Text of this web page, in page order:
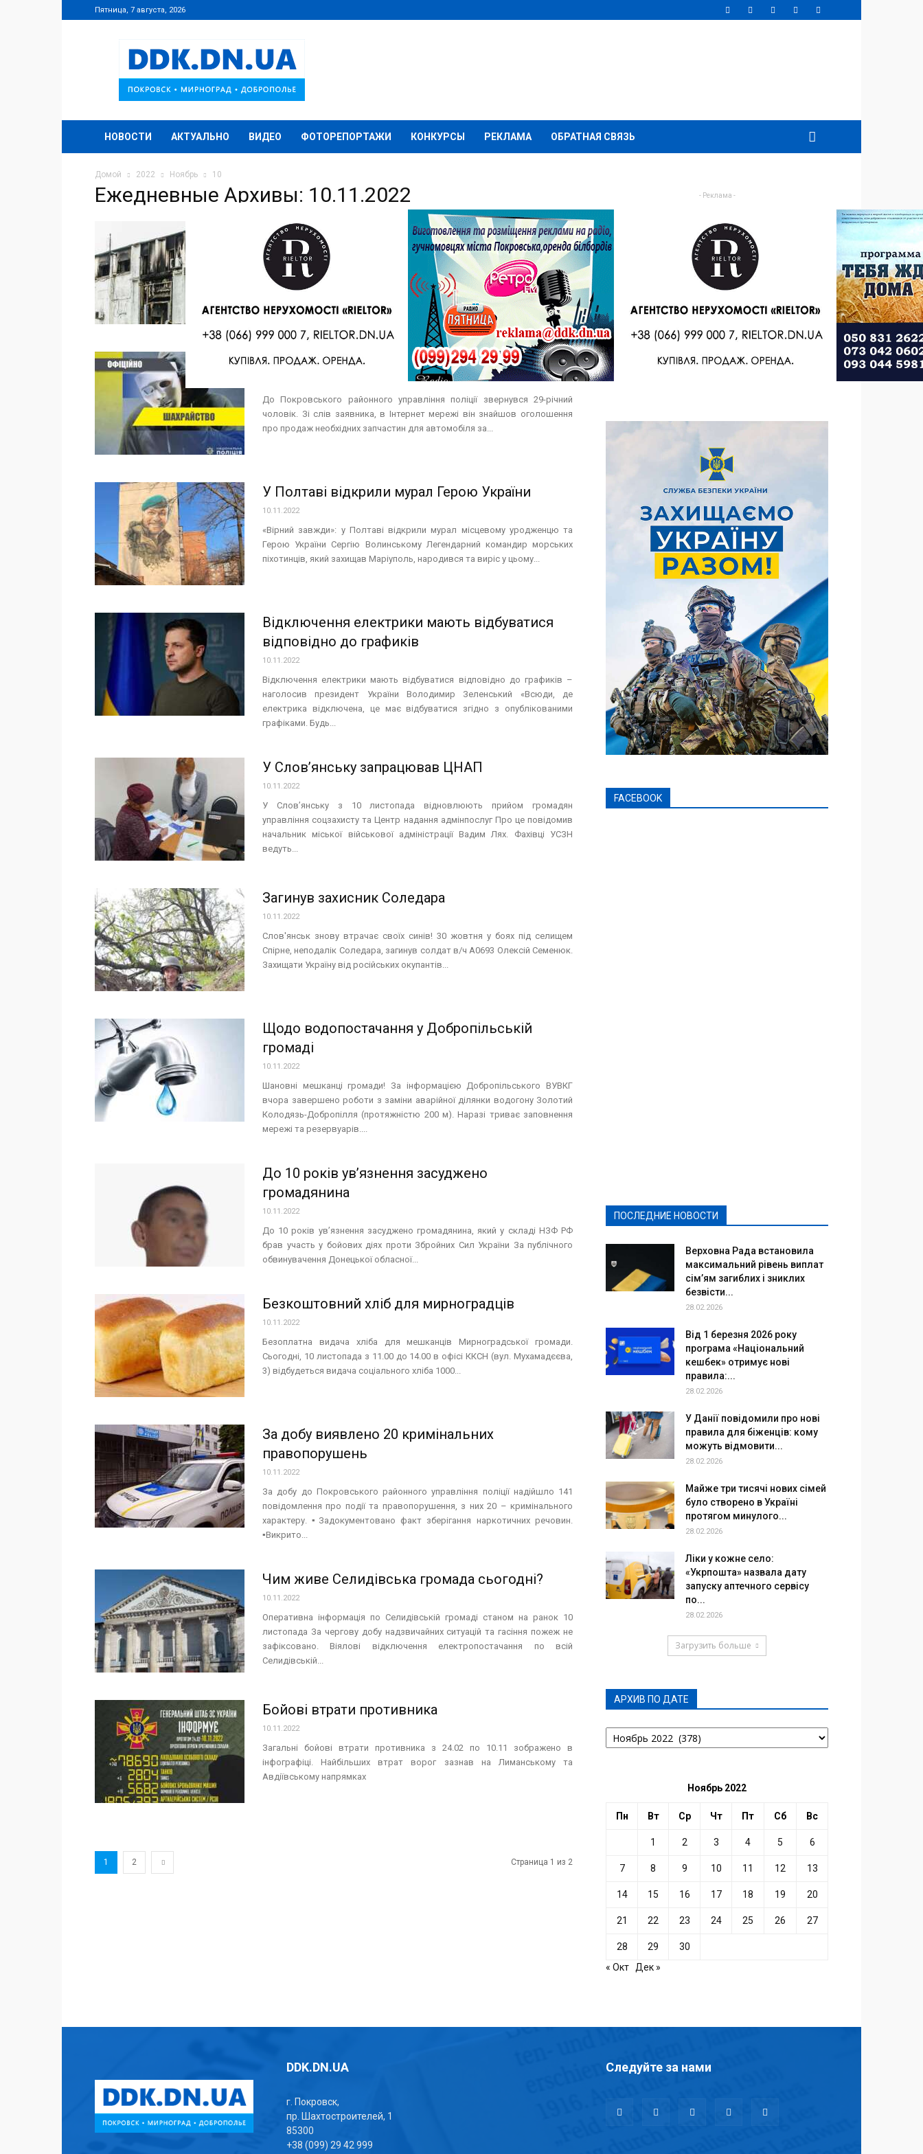
Пятница, 7 августа, 2026
DDK.DN.UA
НОВОСТИ АКТУАЛЬНО ВИДЕО ФОТОРЕПОРТАЖИ КОНКУРСЫ РЕКЛАМА ОБРАТНАЯ СВЯЗЬ
Домой 2022 Ноябрь 10
Ежедневные Архивы: 10.11.2022
Знищено підприємство «Нової пошти»
10.11.2022
Вчорашня нічна атака на Дніпро: знищено підприємство «Нової пошти» з
обладнанням і посилками. "Внаслідок ворожої атаки зруйноване одне з
наших депо у Дніпрі. Обладнання та...
Обережно, шахрайство!
До Покровського районного управління поліції звернувся 29-річний
чоловік. Зі слів заявника, в Інтернет мережі він знайшов оголошення
про продаж необхідних запчастин для автомобіля за...
У Полтаві відкрили мурал Герою України
10.11.2022
«Вірний завжди»: у Полтаві відкрили мурал місцевому уродженцю та
Герою України Сергію Волинському Легендарний командир морських
піхотинців, який захищав Маріуполь, народився та виріс у цьому...
Відключення електрики мають відбуватися
відповідно до графиків
10.11.2022
Відключення електрики мають відбуватися відповідно до графиків –
наголосив президент України Володимир Зеленський «Всюди, де
електрика відключена, це має відбуватися згідно з опублікованими
графіками. Будь...
У Слов’янську запрацював ЦНАП
10.11.2022
У Слов’янську з 10 листопада відновлюють прийом громадян
управління соцзахисту та Центр надання адмінпослуг Про це повідомив
начальник міської військової адміністрації Вадим Лях. Фахівці УСЗН
ведуть...
Загинув захисник Соледара
10.11.2022
Слов'янськ знову втрачає своїх синів! 30 жовтня у боях під селищем
Спірне, неподалік Соледара, загинув солдат в/ч А0693 Олексій Семенюк.
Захищати Україну від російських окупантів...
Щодо водопостачання у Добропільській
громаді
10.11.2022
Шановні мешканці громади! За інформацією Добропільського ВУВКГ
вчора завершено роботи з заміни аварійної ділянки водогону Золотий
Колодязь-Добропілля (протяжністю 200 м). Наразі триває заповнення
мережі та резервуарів....
До 10 років ув’язнення засуджено
громадянина
10.11.2022
До 10 років ув’язнення засуджено громадянина, який у складі НЗФ РФ
брав участь у бойових діях проти Збройних Сил України За публічного
обвинувачення Донецької обласної...
Безкоштовний хліб для мирноградців
10.11.2022
Безоплатна видача хліба для мешканців Мирноградської громади.
Сьогодні, 10 листопада з 11.00 до 14.00 в офісі ККСН (вул. Мухамадєєва,
3) відбудеться видача соціального хліба 1000...
За добу виявлено 20 кримінальних
правопорушень
10.11.2022
За добу до Покровського районного управління поліції надійшло 141
повідомлення про події та правопорушення, з них 20 – кримінального
характеру. ▪️Задокументовано факт зберігання наркотичних речовин.
▪️Викрито...
Чим живе Селидівська громада сьогодні?
10.11.2022
Оперативна інформація по Селидівській громаді станом на ранок 10
листопада За чергову добу надзвичайних ситуацій та гасіння пожеж не
зафіксовано. Віялові відключення електропостачання по всій
Селидівській...
Бойові втрати противника
10.11.2022
Загальні бойові втрати противника з 24.02 по 10.11 зображено в
інфографіці. Найбільших втрат ворог зазнав на Лиманському та
Авдіївському напрямках
1 2 Страница 1 из 2
- Реклама -
FACEBOOK
ПОСЛЕДНИЕ НОВОСТИ
Верховна Рада встановила
максимальний рівень виплат
сім’ям загиблих і зниклих
безвісти...
28.02.2026
Від 1 березня 2026 року
програма «Національний
кешбек» отримує нові
правила:...
28.02.2026
У Данії повідомили про нові
правила для біженців: кому
можуть відмовити...
28.02.2026
Майже три тисячі нових сімей
було створено в Україні
протягом минулого...
28.02.2026
Ліки у кожне село:
«Укрпошта» назвала дату
запуску аптечного сервісу
по...
28.02.2026
Загрузить больше
АРХИВ ПО ДАТЕ
АРХИВ
ПО
Ноябрь 2022
Пн Вт Ср Чт Пт Сб Вс
1 2 3 4 5 6
7 8 9 10 11 12 13
14 15 16 17 18 19 20
21 22 23 24 25 26 27
28 29
30
« Окт
Дек »
DDK.DN.UA
г. Покровск,
пр. Шахтостроителей, 1
85300
+38 (099) 29 42 999
Следуйте за нами